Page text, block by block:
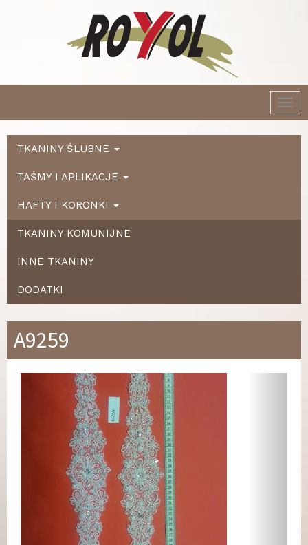
TKANINY ŚLUBNE
TAŚMY I APLIKACJE
HAFTY I KORONKI
TKANINY KOMUNIJNE
INNE TKANINY
DODATKI
A9259
Wstecz